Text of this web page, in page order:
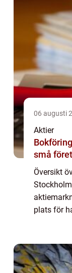
06 augusti
Aktier
små
Översikt
plats för